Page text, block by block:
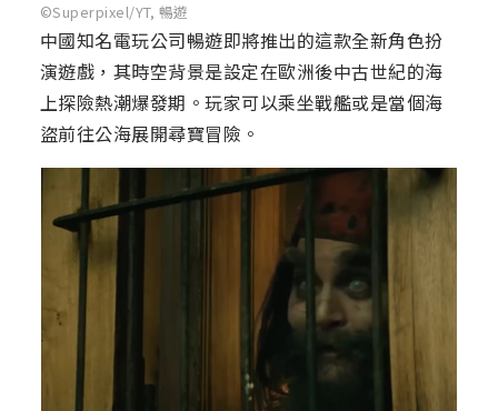
©Superpixel/YT, 暢遊
中國知名電玩公司暢遊即將推出的這款全新角色扮
演遊戲，其時空背景是設定在歐洲後中古世紀的海
上探險熱潮爆發期。玩家可以乘坐戰艦或是當個海
盜前往公海展開尋寶冒險。